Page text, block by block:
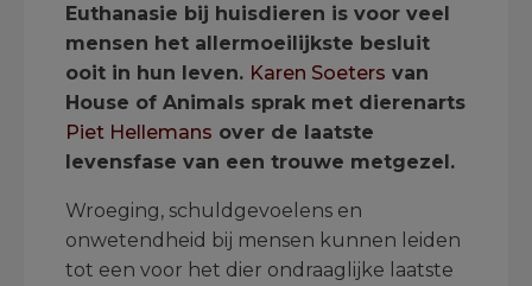
Euthanasie bij huisdieren is voor veel
mensen het allermoeilijkste besluit
ooit in hun leven. Karen Soeters van
House of Animals sprak met dierenarts
Piet Hellemans over de laatste
levensfase van een trouwe metgezel.
Wroeging, schuldgevoelens en
onwetendheid bij mensen kunnen leiden
tot een voor het dier ondraaglijke laatste